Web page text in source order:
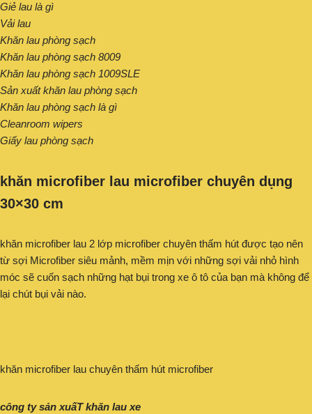
Giẻ lau là gì
Vải lau
Khăn lau phòng sạch
Khăn lau phòng sạch 8009
Khăn lau phòng sạch 1009SLE
Sản xuất khăn lau phòng sạch
Khăn lau phòng sạch là gì
Cleanroom wipers
Giấy lau phòng sạch
khăn microfiber lau microfiber chuyên dụng
30×30 cm
khăn microfiber lau 2 lớp microfiber chuyên thấm hút được tạo nên
từ sợi Microfiber siêu mảnh, mềm mịn với những sợi vải nhỏ hình
móc sẽ cuốn sạch những hạt bụi trong xe ô tô của bạn mà không để
lại chút bụi vải nào.
khăn microfiber lau chuyên thấm hút microfiber
công ty sản xuấT khăn lau xe